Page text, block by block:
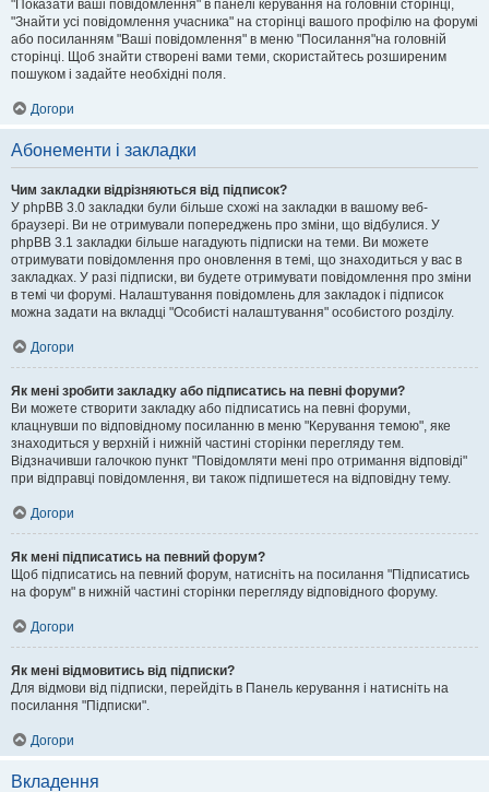
"Показати ваші повідомлення" в панелі керування на головній сторінці,
"Знайти усі повідомлення учасника" на сторінці вашого профілю на форумі
або посиланням "Ваші повідомлення" в меню "Посилання"на головній
сторінці. Щоб знайти створені вами теми, скористайтесь розширеним
пошуком і задайте необхідні поля.
Догори
Абонементи і закладки
Чим закладки відрізняються від підписок?
У phpBB 3.0 закладки були більше схожі на закладки в вашому веб-
браузері. Ви не отримували попереджень про зміни, що відбулися. У
phpBB 3.1 закладки більше нагадують підписки на теми. Ви можете
отримувати повідомлення про оновлення в темі, що знаходиться у вас в
закладках. У разі підписки, ви будете отримувати повідомлення про зміни
в темі чи форумі. Налаштування повідомлень для закладок і підписок
можна задати на вкладці "Особисті налаштування" особистого розділу.
Догори
Як мені зробити закладку або підписатись на певні форуми?
Ви можете створити закладку або підписатись на певні форуми,
клацнувши по відповідному посиланню в меню "Керування темою", яке
знаходиться у верхній і нижній частині сторінки перегляду тем.
Відзначивши галочкою пункт "Повідомляти мені про отримання відповіді"
при відправці повідомлення, ви також підпишетеся на відповідну тему.
Догори
Як мені підписатись на певний форум?
Щоб підписатись на певний форум, натисніть на посилання "Підписатись
на форум" в нижній частині сторінки перегляду відповідного форуму.
Догори
Як мені відмовитись від підписки?
Для відмови від підписки, перейдіть в Панель керування і натисніть на
посилання "Підписки".
Догори
Вкладення